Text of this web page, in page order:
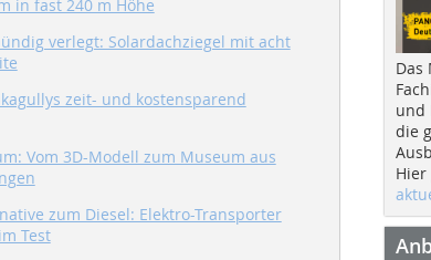
in fast 240 m Höhe
verlegt: Solardachziegel mit acht
zeit- und kostensparend
Vom 3D-Modell zum Museum aus
zum Diesel: Elektro-Transporter
Test
Das
und
die